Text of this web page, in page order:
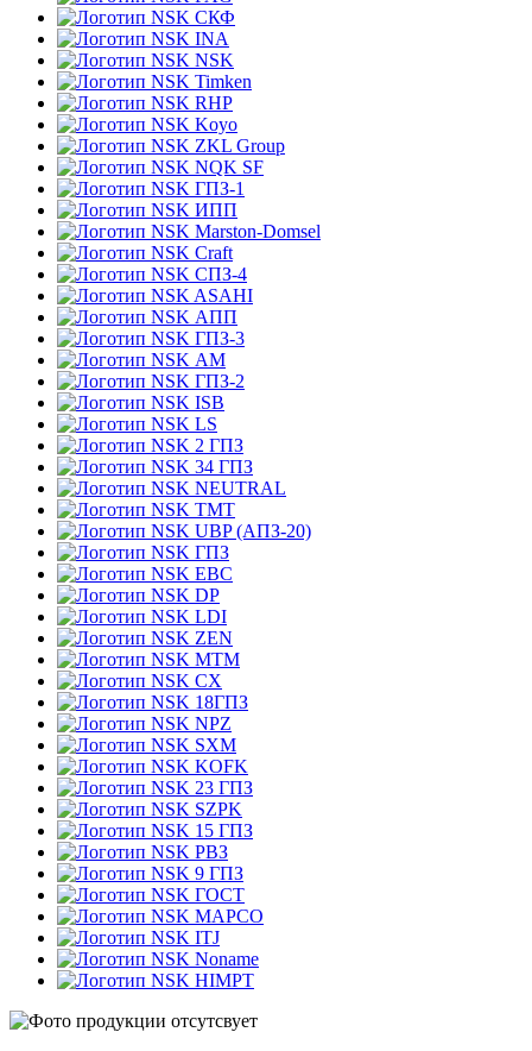
СКФ
INA
NSK
Timken
RHP
Koyo
ZKL Group
NQK SF
ГПЗ-1
ИПП
Marston-Domsel
Craft
СПЗ-4
ASAHI
АПП
ГПЗ-3
АМ
ГПЗ-2
ISB
LS
2 ГПЗ
34 ГПЗ
NEUTRAL
TMT
UBP (АПЗ-20)
ГПЗ
EBC
DP
LDI
ZEN
MTM
CX
18ГПЗ
NPZ
SXM
KOFK
23 ГПЗ
SZPK
15 ГПЗ
РВЗ
9 ГПЗ
ГОСТ
MAPCO
ITJ
Noname
HIMPT